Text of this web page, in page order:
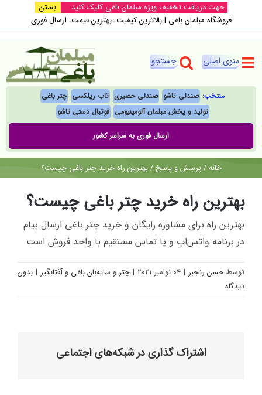
to
content
فروشگاه مبلمان باغی |‌ بالاترین کیفیت، بهترین قیمت، ارسال فوری
جهت دریافت تخفیف ویژه مبلمان باغی کلیک کنید بستن
منتخب: صندلی تاشو صندلی حصیری تاب ریلکسی چتر باغی
تولید و پخش مبلمان آلومینیومی فوتبال‌ دستی تاشو
ارسال فوری به سراسر کشور
خانه/پرسش و پاسخ /بهترین راه خرید چتر باغی چیست؟
بهترین راه خرید چتر باغی چیست؟
بهترین راه برای مشاوره رایگان و خرید چتر باغی ارسال پیام
در برنامه واتس‌اپ و یا تماس مستقیم با واحد فروش است
توسطحسن رنجبر | 04 نوامبر 2021 | چتر و سایه‌بان باغی و آفتابگیر | بدون
دیدگاه
اشتراک گذاری در شبکه‌های اجتماعی